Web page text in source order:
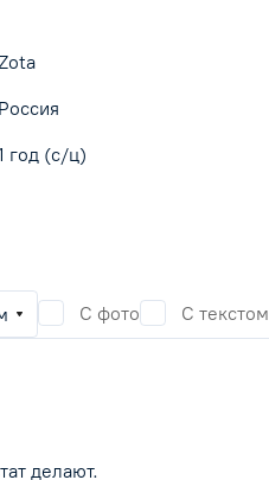
Россия
год (с/ц)
С фото С текстом
делают.